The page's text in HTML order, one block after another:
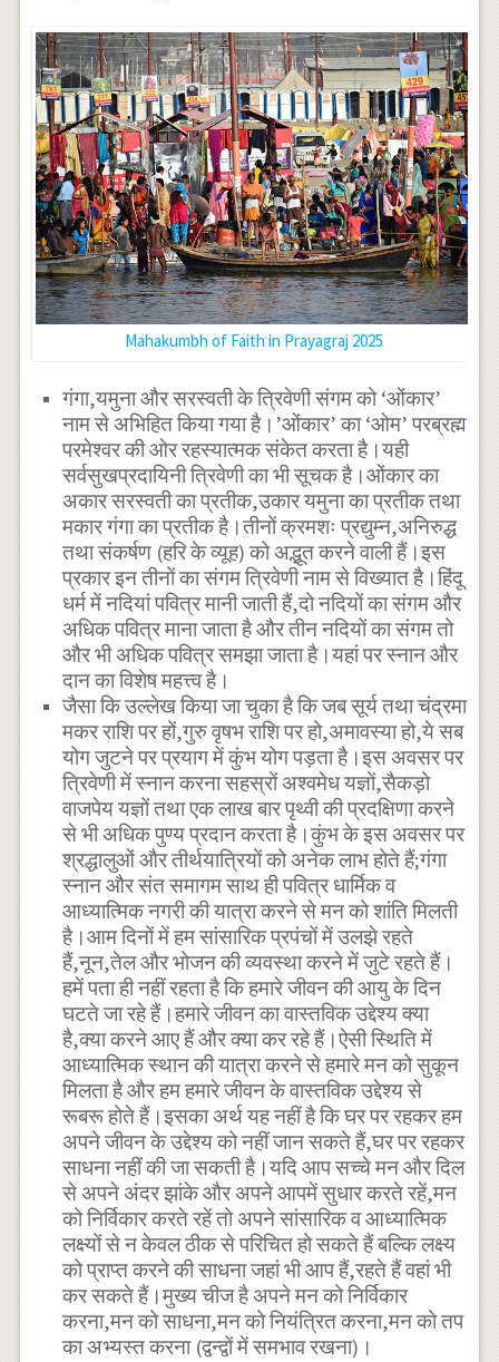
Mahakumbh of Faith in Prayagraj 2025
गंगा,यमुना और सरस्वती के त्रिवेणी संगम को ‘ओंकार’
नाम से अभिहित किया गया है।’ओंकार’ का ‘ओम’ परब्रह्म
परमेश्वर की ओर रहस्यात्मक संकेत करता है।यही
सर्वसुखप्रदायिनी त्रिवेणी का भी सूचक है।ओंकार का
अकार सरस्वती का प्रतीक,उकार यमुना का प्रतीक तथा
मकार गंगा का प्रतीक है।तीनों क्रमशः प्रद्युम्न,अनिरुद्ध
तथा संकर्षण (हरि के व्यूह) को अद्भूत करने वाली हैं।इस
प्रकार इन तीनों का संगम त्रिवेणी नाम से विख्यात है।हिंदू
धर्म में नदियां पवित्र मानी जाती हैं,दो नदियों का संगम और
अधिक पवित्र माना जाता है और तीन नदियों का संगम तो
और भी अधिक पवित्र समझा जाता है।यहां पर स्नान और
दान का विशेष महत्त्व है।
जैसा कि उल्लेख किया जा चुका है कि जब सूर्य तथा चंद्रमा
मकर राशि पर हों,गुरु वृषभ राशि पर हो,अमावस्या हो,ये सब
योग जुटने पर प्रयाग में कुंभ योग पड़ता है।इस अवसर पर
त्रिवेणी में स्नान करना सहस्रों अश्वमेध यज्ञों,सैकड़ो
वाजपेय यज्ञों तथा एक लाख बार पृथ्वी की प्रदक्षिणा करने
से भी अधिक पुण्य प्रदान करता है।कुंभ के इस अवसर पर
श्रद्धालुओं और तीर्थयात्रियों को अनेक लाभ होते हैं;गंगा
स्नान और संत समागम साथ ही पवित्र धार्मिक व
आध्यात्मिक नगरी की यात्रा करने से मन को शांति मिलती
है।आम दिनों में हम सांसारिक प्रपंचों में उलझे रहते
हैं,नून,तेल और भोजन की व्यवस्था करने में जुटे रहते हैं।
हमें पता ही नहीं रहता है कि हमारे जीवन की आयु के दिन
घटते जा रहे हैं।हमारे जीवन का वास्तविक उद्देश्य क्या
है,क्या करने आए हैं और क्या कर रहे हैं।ऐसी स्थिति में
आध्यात्मिक स्थान की यात्रा करने से हमारे मन को सुकून
मिलता है और हम हमारे जीवन के वास्तविक उद्देश्य से
रूबरू होते हैं।इसका अर्थ यह नहीं है कि घर पर रहकर हम
अपने जीवन के उद्देश्य को नहीं जान सकते हैं,घर पर रहकर
साधना नहीं की जा सकती है।यदि आप सच्चे मन और दिल
से अपने अंदर झांके और अपने आपमें सुधार करते रहें,मन
को निर्विकार करते रहें तो अपने सांसारिक व आध्यात्मिक
लक्ष्यों से न केवल ठीक से परिचित हो सकते हैं बल्कि लक्ष्य
को प्राप्त करने की साधना जहां भी आप हैं,रहते हैं वहां भी
कर सकते हैं।मुख्य चीज है अपने मन को निर्विकार
करना,मन को साधना,मन को नियंत्रित करना,मन को तप
का अभ्यस्त करना (द्वन्द्वों में समभाव रखना)।